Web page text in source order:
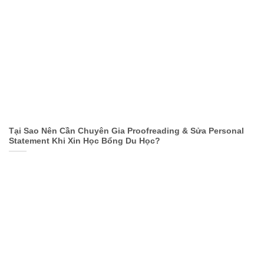
Tại Sao Nên Cần Chuyên Gia Proofreading & Sửa Personal
Statement Khi Xin Học Bổng Du Học?